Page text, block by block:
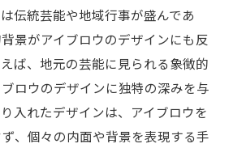
伝統芸能や地域行事が盛んであ
景がアイブロウのデザインにも反
ば、地元の芸能に見られる象徴的
ロウのデザインに独特の深みを与
入れたデザインは、アイブロウを
、個々の内面や背景を表現する手